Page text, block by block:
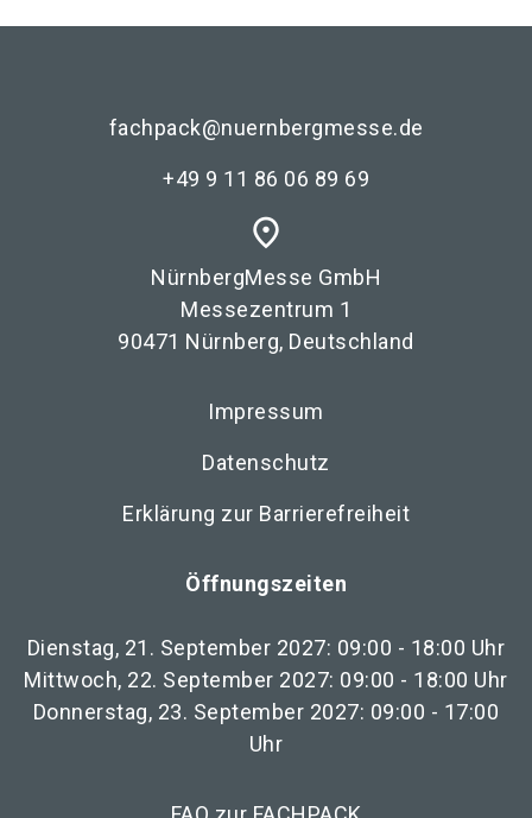
fachpack@nuernbergmesse.de
+49 9 11 86 06 89 69
place
NürnbergMesse GmbH
Messezentrum 1
90471 Nürnberg, Deutschland
Impressum
Datenschutz
Erklärung zur Barrierefreiheit
Öffnungszeiten
Dienstag, 21. September 2027: 09:00 - 18:00 Uhr
Mittwoch, 22. September 2027: 09:00 - 18:00 Uhr
Donnerstag, 23. September 2027: 09:00 - 17:00
Uhr